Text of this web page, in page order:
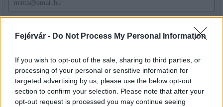
Fejérvár - Do Not Process My Personal Information
If you wish to opt-out of the sale, sharing to third parties, or
processing of your personal or sensitive information for
targeted advertising by us, please use the below opt-out
section to confirm your selection. Please note that after your
opt-out request is processed you may continue seeing
szabályzatot!
LEGFRISSEBB